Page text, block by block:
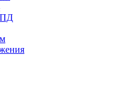
ПД